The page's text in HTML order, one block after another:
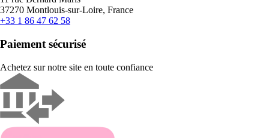
37270 Montlouis-sur-Loire, France
+33 1 86 47 62 58
Paiement sécurisé
Achetez sur notre site en toute confiance